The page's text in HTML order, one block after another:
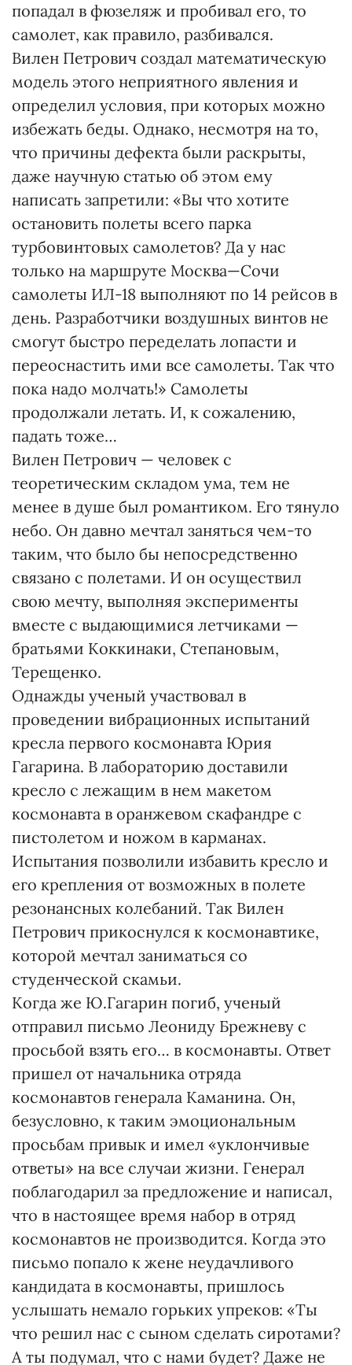
попадал в фюзеляж и пробивал его, то
самолет, как правило, разбивался.
Вилен Петрович создал математическую
модель этого неприятного явления и
определил условия, при которых можно
избежать беды. Однако, несмотря на то,
что причины дефекта были раскрыты,
даже научную статью об этом ему
написать запретили: «Вы что хотите
остановить полеты всего парка
турбовинтовых самолетов? Да у нас
только на маршруте Москва—Сочи
самолеты ИЛ-18 выполняют по 14 рейсов в
день. Разработчики воздушных винтов не
смогут быстро переделать лопасти и
переоснастить ими все самолеты. Так что
пока надо молчать!» Самолеты
продолжали летать. И, к сожалению,
падать тоже…
Вилен Петрович — человек с
теоретическим складом ума, тем не
менее в душе был романтиком. Его тянуло
небо. Он давно мечтал заняться чем-то
таким, что было бы непосредственно
связано с полетами. И он осуществил
свою мечту, выполняя эксперименты
вместе с выдающимися летчиками —
братьями Коккинаки, Степановым,
Терещенко.
Однажды ученый участвовал в
проведении вибрационных испытаний
кресла первого космонавта Юрия
Гагарина. В лабораторию доставили
кресло с лежащим в нем макетом
космонавта в оранжевом скафандре с
пистолетом и ножом в карманах.
Испытания позволили избавить кресло и
его крепления от возможных в полете
резонансных колебаний. Так Вилен
Петрович прикоснулся к космонавтике,
которой мечтал заниматься со
студенческой скамьи.
Когда же Ю.Гагарин погиб, ученый
отправил письмо Леониду Брежневу с
просьбой взять его… в космонавты. Ответ
пришел от начальника отряда
космонавтов генерала Каманина. Он,
безусловно, к таким эмоциональным
просьбам привык и имел «уклончивые
ответы» на все случаи жизни. Генерал
поблагодарил за предложение и написал,
что в настоящее время набор в отряд
космонавтов не производится. Когда это
письмо попало к жене неудачливого
кандидата в космонавты, пришлось
услышать немало горьких упреков: «Ты
что решил нас с сыном сделать сиротами?
А ты подумал, что с нами будет? Даже не